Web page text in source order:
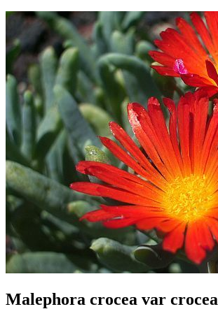
Malephora crocea var crocea